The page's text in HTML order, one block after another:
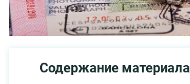
Содержание материала